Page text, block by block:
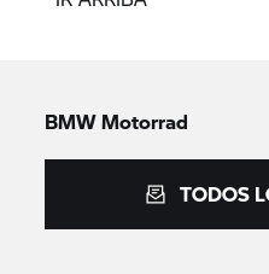
BMW Motorrad
TODOS